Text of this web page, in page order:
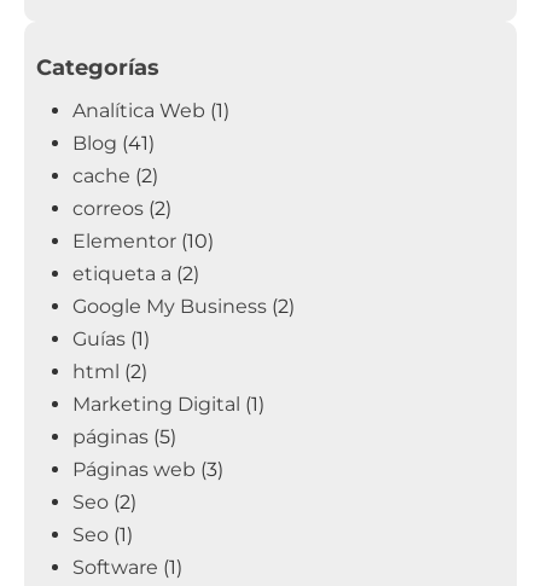
Categorías
Analítica Web (1)
Blog (41)
cache (2)
correos (2)
Elementor (10)
etiqueta a (2)
Google My Business (2)
Guías (1)
html (2)
Marketing Digital (1)
páginas (5)
Páginas web (3)
Seo (2)
Seo (1)
Software (1)